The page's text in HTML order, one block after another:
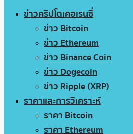
ข่าวคริปโตเคอเรนซี่
ข่าว Bitcoin
ข่าว Ethereum
ข่าว Binance Coin
ข่าว Dogecoin
ข่าว Ripple (XRP)
ราคาและการวิเคราะห์
ราคา Bitcoin
ราคา Ethereum